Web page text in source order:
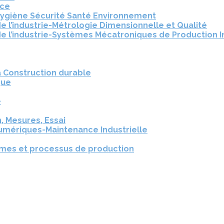
Sécurité Santé Environnement
l’industrie-Métrologie Dimensionnelle et Qualité
l’industrie-Systèmes Mécatroniques de Production
Construction durable
Mesures, Essai
Maintenance Industrielle
et processus de production